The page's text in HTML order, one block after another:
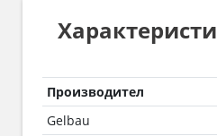
Производител
Gelbau